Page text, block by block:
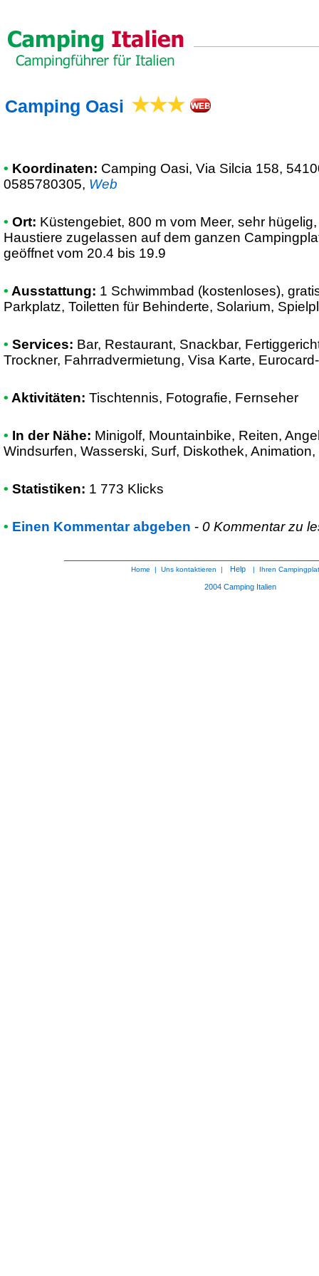
Camping Oasi
• Koordinaten: Camping Oasi, Via Silcia 158,
0585780305, Web
• Ort: Küstengebiet, 800 m vom Meer, sehr
Haustiere zugelassen auf dem ganzen
geöffnet vom 20.4 bis 19.9
• Ausstattung: 1 Schwimmbad (kostenloses),
Parkplatz, Toiletten für Behinderte, Solarium,
• Services: Bar, Restaurant, Snackbar,
Trockner, Fahrradvermietung, Visa Karte,
• Aktivitäten: Tischtennis, Fotografie, Fernseher
• In der Nähe: Minigolf, Mountainbike, Reiten,
Windsurfen, Wasserski, Surf, Diskothek, Animation,
• Statistiken: 1 773 Klicks
• Einen Kommentar abgeben - 0 Kommentar zu
Home |Uns kontaktieren | Help | Ihren
2004Camping Italien